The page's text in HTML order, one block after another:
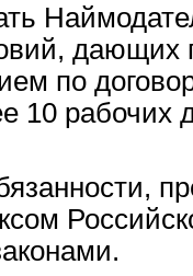
дающих
по
10 рабочих